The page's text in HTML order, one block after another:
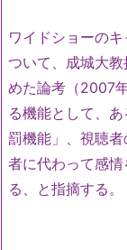
ワイドショーの
ついて、成城大
めた論考（2007
る機能として、
罰機能」、視聴
者に代わって感
る、と指摘する。